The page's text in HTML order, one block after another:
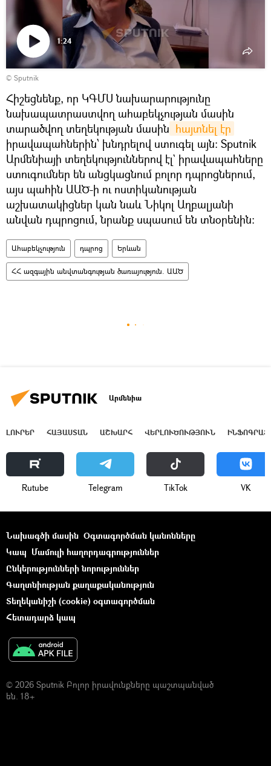
Դիտել
տեսանյութը
1:24
© Sputnik
Հիշեցնենք, որ ԿԳՄՍ նախարարությունը
նախապատրաստվող ահաբեկչության մասին
տարածվող տեղեկության մասին հայտնել էր
իրավապահներին՝ խնդրելով ստուգել այն։ Sputnik
Արմենիայի տեղեկություններով էլ` իրավապահները
ստուգումներ են անցկացնում բոլոր դպրոցներում,
այս պահին ԱԱԾ-ի ու ոստիկանության
աշխատակիցներ կան նաև Նիկոլ Աղբալյանի
անվան դպրոցում, նրանք սպասում են տնօրենին։
Ահաբեկչություն դպրոց Երևան
ՀՀ ազգային անվտանգության ծառայություն. ԱԱԾ
Արմենիա
ԼՈՒՐԵՐ ՀԱՅԱՍՏԱՆ ԱՇԽԱՐՀ ՎԵՐԼՈՒԾՈՒԹՅՈՒՆ
Rutube Telegram ТikТоk VK
Նախագծի մասին Օգտագործման կանոնները
Կապ Մամուլի հաղորդագրություններ
Ընկերությունների նորություններ
Գաղտնիության քաղաքականություն
Տեղեկանիշի (cookie) օգտագործման
Հետադարձ կապ
© 2026 Sputnik Բոլոր իրավունքները պաշտպանված
են. 18+